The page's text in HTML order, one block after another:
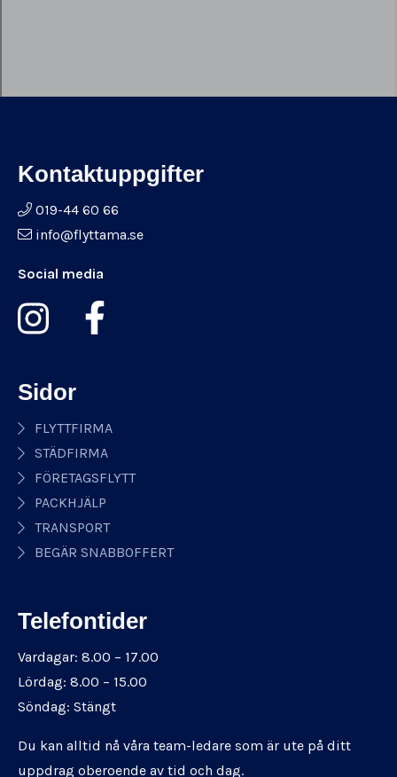
Kontaktuppgifter
019-44 60 66
info@flyttama.se
Social media
Sidor
FLYTTFIRMA
STÄDFIRMA
FÖRETAGSFLYTT
PACKHJÄLP
TRANSPORT
BEGÄR SNABBOFFERT
Telefontider
Vardagar: 8.00 – 17.00
Lördag: 8.00 – 15.00
Söndag: Stängt
Du kan alltid nå våra team-ledare som är ute på ditt
uppdrag oberoende av tid och dag.